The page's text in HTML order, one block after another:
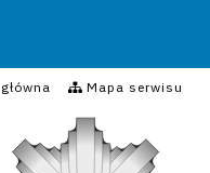
Mapa serwisu